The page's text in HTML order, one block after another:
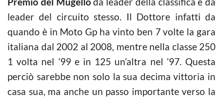
leader del circuito stesso. Il Dottore infatti da
quando è in Moto Gp ha vinto ben 7 volte la gara
italiana dal 2002 al 2008, mentre nella classe 250
1 volta nel ’99 e in 125 un’altra nel ’97. Questa
perciò sarebbe non solo la sua decima vittoria in
casa sua, ma anche un passo importante verso la